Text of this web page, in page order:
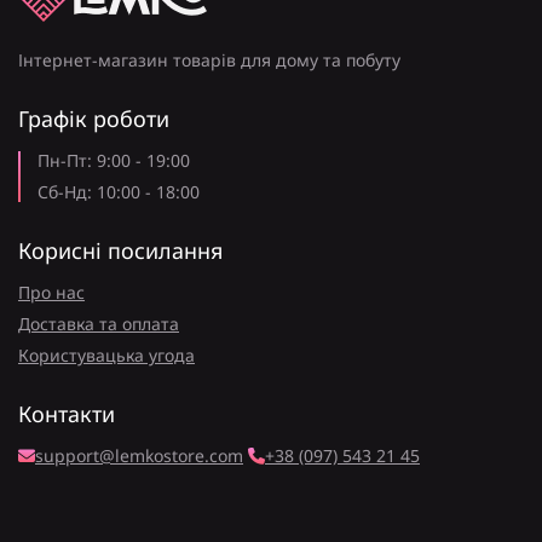
Інтернет-магазин товарів для дому та побуту
Графік роботи
Пн-Пт: 9:00 - 19:00
Сб-Нд: 10:00 - 18:00
Корисні посилання
Про нас
Доставка та оплата
Користувацька угода
Контакти
support@lemkostore.com +38 (097) 543 21 45